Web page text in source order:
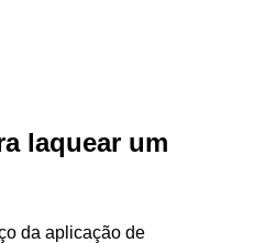
laquear um
da aplicação de